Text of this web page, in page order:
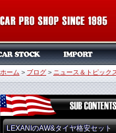
ホーム > ブログ > ニュース＆トピック
LEXANIのAW&タイヤ格安セット